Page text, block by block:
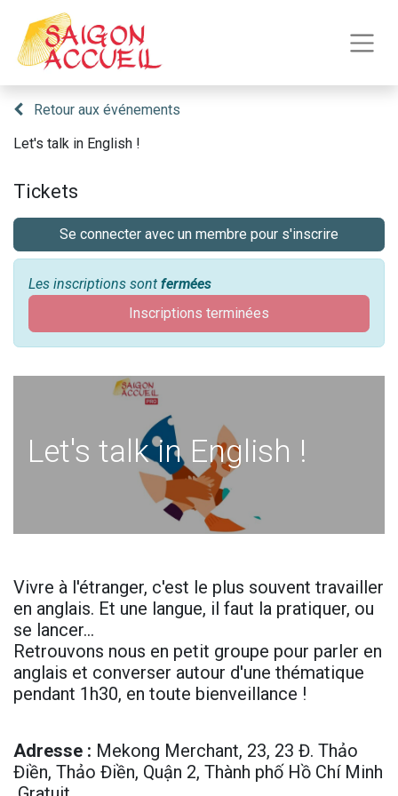
Retour aux événements
Let's talk in English !
Tickets
Se connecter avec un membre pour s'inscrire
Les inscriptions sont fermées
Inscriptions terminées
Let's talk in English !
Vivre à l'étranger, c'est le plus souvent travailler
en anglais. Et une langue, il faut la pratiquer, ou
se lancer…
Retrouvons nous en petit groupe pour parler en
anglais et converser autour d'une thématique
pendant 1h30, en toute bienveillance !
Adresse : Mekong Merchant, 23, 23 Đ. Thảo
Điền, Thảo Điền, Quận 2, Thành phố Hồ Chí Minh